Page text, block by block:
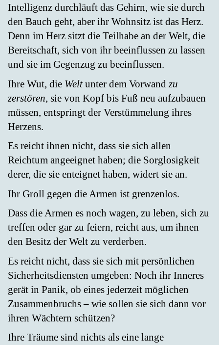
Intelligenz durchläuft das Gehirn, wie sie durch
den Bauch geht, aber ihr Wohnsitz ist das Herz.
Denn im Herz sitzt die Teilhabe an der Welt, die
Bereitschaft, sich von ihr beeinflussen zu lassen
und sie im Gegenzug zu beeinflussen.
Ihre Wut, die Weltunter dem Vorwand zu
zerstören, sie von Kopf bis Fuß neu aufzubauen
müssen, entspringt der Verstümmelung ihres
Herzens.
Es reicht ihnen nicht, dass sie sich allen
Reichtum angeeignet haben; die Sorglosigkeit
derer, die sie enteignet haben, widert sie an.
Ihr Groll gegen die Armen ist grenzenlos.
Dass die Armen es noch wagen, zu leben, sich zu
treffen oder gar zu feiern, reicht aus, um ihnen
den Besitz der Welt zu verderben.
Es reicht nicht, dass sie sich mit persönlichen
Sicherheitsdiensten umgeben: Noch ihr Inneres
gerät in Panik, ob eines jederzeit möglichen
Zusammenbruchs – wie sollen sie sich dann vor
ihren Wächtern schützen?
Ihre Träume sind nichts als eine lange